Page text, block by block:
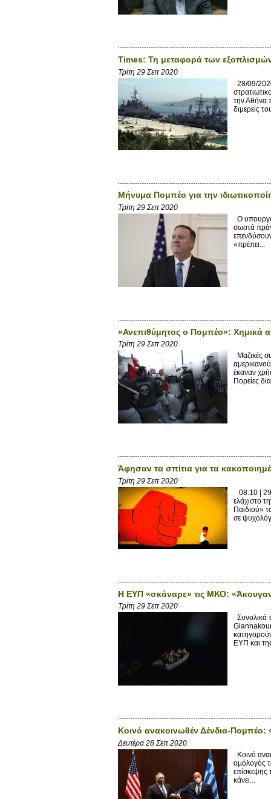
Times: Τη μεταφορά των
Τρίτη 29 Σεπ 2020
28/09/
την Αθήνα
διμερείς
Μήνυμα Πομπέο για την
Τρίτη 29 Σεπ 2020
Ο
σωστά
«πρέπει...
«Ανεπιθύμητος ο Πομπέο»: Χημικά
Τρίτη 29 Σεπ 2020
Μαζικές
έκαναν
Πορείες
Άφησαν τα σπίτια για τα
Τρίτη 29 Σεπ 2020
08:10 | 29
ελάχιστο
Παιδιού»
σε
Η ΕΥΠ «σκάναρε» τις ΜΚΟ:
Τρίτη 29 Σεπ 2020
Συνολικά
ΕΥΠ και
Κοινό ανακοινωθέν Δένδια-
Δευτέρα 28 Σεπ 2020
Κοινό
ομόλογός
επίσκεψης
κάνει...